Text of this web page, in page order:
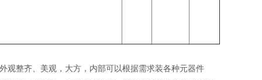
整齐、美观，大方，内部可以根据需求装各种元器件